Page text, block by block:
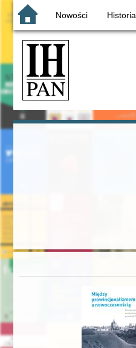
Nowości Historia